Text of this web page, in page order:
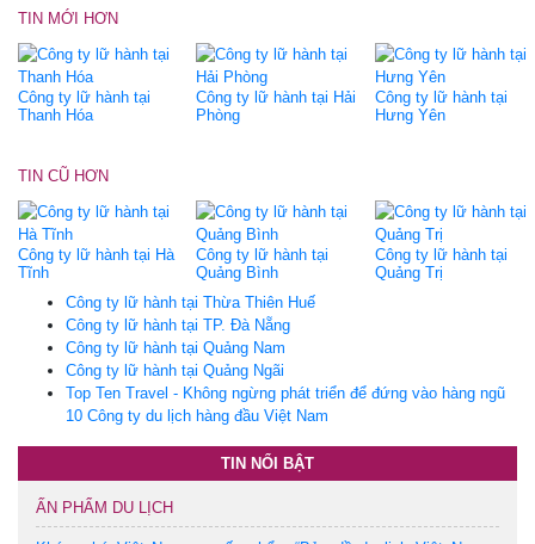
TIN MỚI HƠN
Công ty lữ hành tại
Thanh Hóa
Công ty lữ hành tại Hải
Phòng
Công ty lữ hành tại
Hưng Yên
TIN CŨ HƠN
Công ty lữ hành tại Hà
Tĩnh
Công ty lữ hành tại
Quảng Bình
Công ty lữ hành tại
Quảng Trị
Công ty lữ hành tại Thừa Thiên Huế
Công ty lữ hành tại TP. Đà Nẵng
Công ty lữ hành tại Quảng Nam
Công ty lữ hành tại Quảng Ngãi
Top Ten Travel - Không ngừng phát triển để đứng vào hàng ngũ
10 Công ty du lịch hàng đầu Việt Nam
TIN NỔI BẬT
ẤN PHẨM DU LỊCH